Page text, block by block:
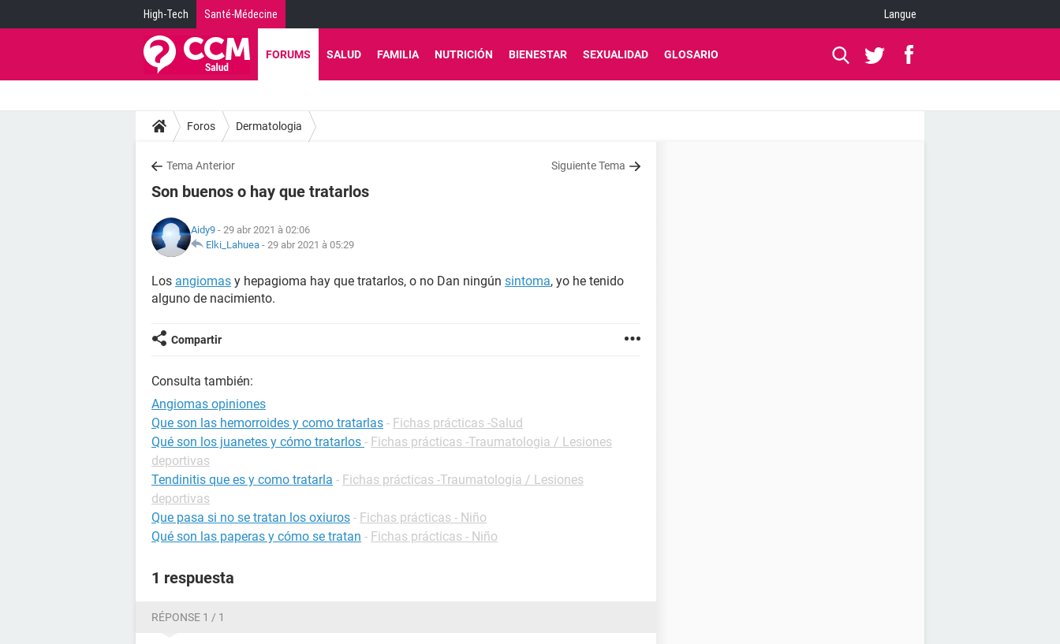
High-Tech Santé-Médecine Langue
FORUMS SALUD FAMILIA NUTRICIÓN BIENESTAR SEXUALIDAD GLOSARIO
Foros Dermatologia
Tema Anterior Siguiente Tema
Son buenos o hay que tratarlos
Aidy9 - 29 abr 2021 à 02:06
Elki_Lahuea - 29 abr 2021 à 05:29
Los angiomas y hepagioma hay que tratarlos, o no Dan ningún sintoma, yo he tenido
alguno de nacimiento.
Compartir
Consulta también:
Angiomas opiniones
Que son las hemorroides y como tratarlas - Fichas prácticas -Salud
Qué son los juanetes y cómo tratarlos - Fichas prácticas -Traumatologia / Lesiones
deportivas
Tendinitis que es y como tratarla - Fichas prácticas -Traumatologia / Lesiones
deportivas
Que pasa si no se tratan los oxiuros - Fichas prácticas - Niño
Qué son las paperas y cómo se tratan - Fichas prácticas - Niño
1 respuesta
RÉPONSE 1 / 1